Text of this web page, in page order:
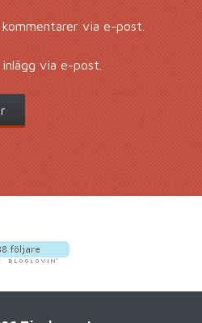
via e-post.
via e-post.